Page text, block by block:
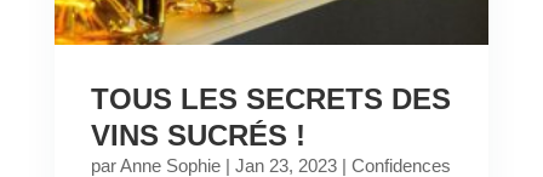
TOUS LES SECRETS DES
VINS SUCRÉS !
parAnne Sophie| Jan 23, 2023| Confidences